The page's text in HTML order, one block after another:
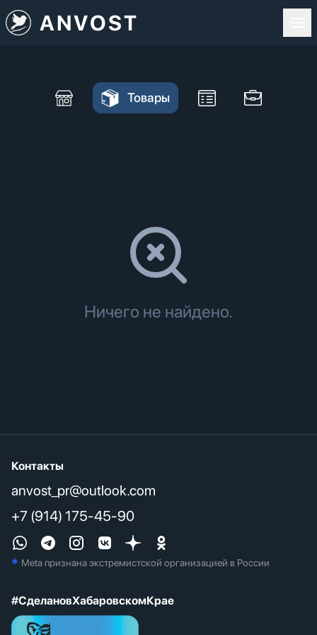
ANVOST
Товары
Ничего не найдено.
Контакты
anvost_pr@outlook.com
+7 (914) 175-45-90
* Meta признана экстремистcкой организацией в России
#СделановХабаровскомКрае